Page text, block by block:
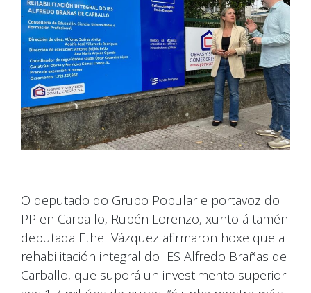
O deputado do Grupo Popular e portavoz do
PP en Carballo, Rubén Lorenzo, xunto á tamén
deputada Ethel Vázquez afirmaron hoxe que a
rehabilitación integral do IES Alfredo Brañas de
Carballo, que suporá un investimento superior